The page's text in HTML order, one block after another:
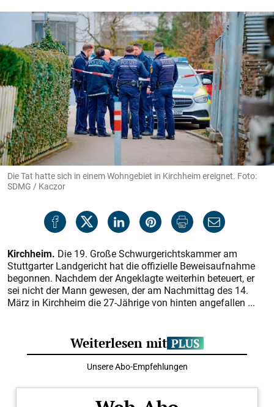
Die Tat hatte sich in einem Wohngebiet in Kirchheim ereignet. Foto:
SDMG / Kaczor
Kirchheim. Die 19. Große Schwurgerichtskammer am
Stuttgarter Landgericht hat die offizielle Beweisaufnahme
begonnen. Nachdem der Angeklagte weiterhin beteuert, er
sei nicht der Mann gewesen, der am Nachmittag des 14.
März in Kirchheim die 27-Jährige von hinten angefallen ...